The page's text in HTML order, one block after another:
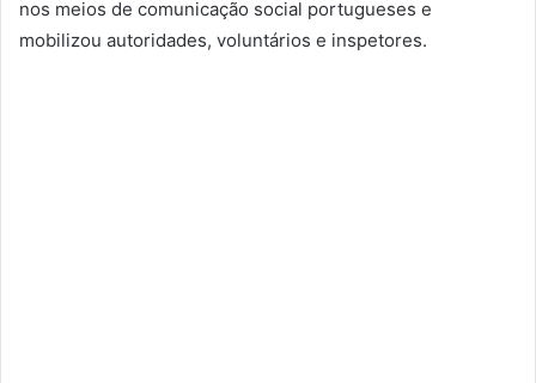
nos meios de comunicação social portugueses e
mobilizou autoridades, voluntários e inspetores.